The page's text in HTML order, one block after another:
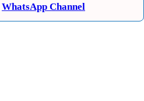
WhatsApp Channel